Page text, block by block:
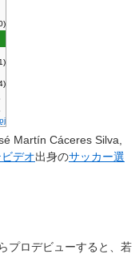
Martín Cáceres Silva,
デオ出身のサッカー選
プロデビューすると、若